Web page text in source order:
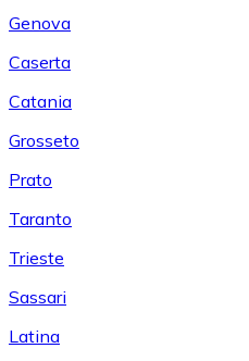
Genova
Caserta
Catania
Grosseto
Prato
Taranto
Trieste
Sassari
Latina